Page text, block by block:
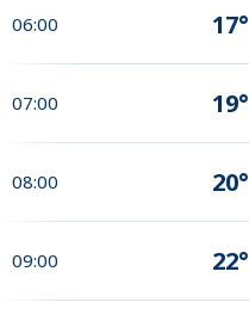
06:00 17°
07:00 19°
08:00 20°
09:00 22°